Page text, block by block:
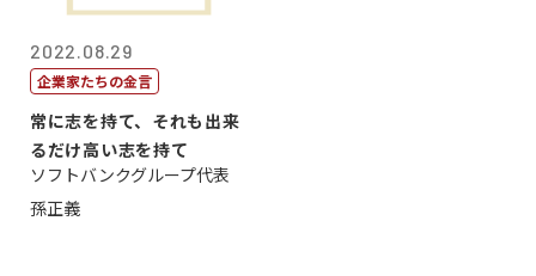
2022.08.29
企業家たちの金言
常に志を持て、それも出来
るだけ高い志を持て
ソフトバンクグループ代表
孫正義